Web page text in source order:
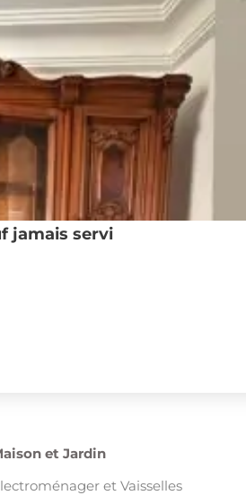
jamais servi
et Jardin
et Vaisselles